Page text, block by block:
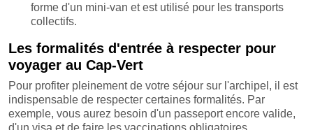
forme d'un mini-van et est utilisé pour les transports
collectifs.
Les formalités d'entrée à respecter pour
voyager au Cap-Vert
Pour profiter pleinement de votre séjour sur l'archipel, il est
indispensable de respecter certaines formalités. Par
exemple, vous aurez besoin d'un passeport encore valide,
d'un visa et de faire les vaccinations obligatoires.